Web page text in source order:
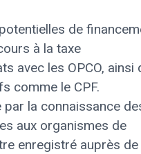
de
à la taxe
avec les OPCO, ainsi
comme le CPF.
la connaissance
aux organismes de
enregistré auprès de